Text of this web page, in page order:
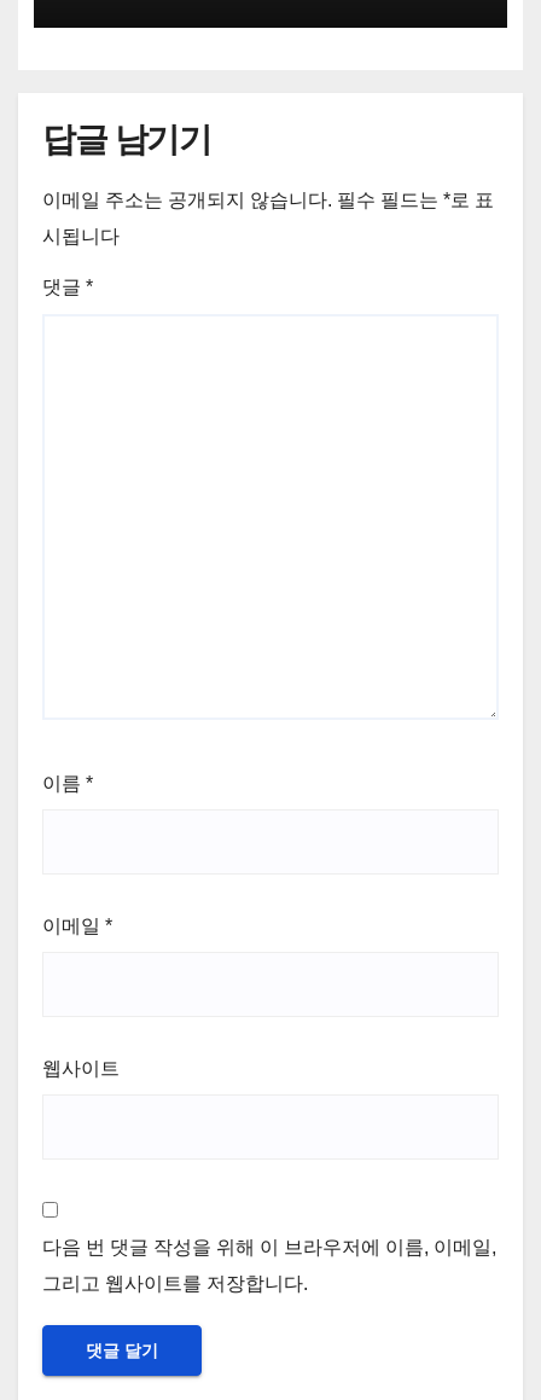
답글 남기기
이메일 주소는 공개되지 않습니다. 필수 필드는 *로 표
시됩니다
댓글 *
이름 *
이메일 *
웹사이트
다음 번 댓글 작성을 위해 이 브라우저에 이름, 이메일,
그리고 웹사이트를 저장합니다.